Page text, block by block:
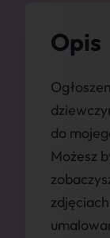
Opis
do
Możesz